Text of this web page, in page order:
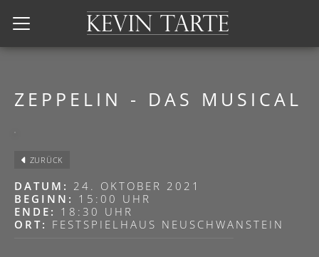
Kevin Tarte
ZEPPELIN - DAS MUSICAL
ZURÜCK
DATUM: 24. OKTOBER 2021
BEGINN: 15:00 UHR
ENDE: 18:30 UHR
ORT: FESTSPIELHAUS NEUSCHWANSTEIN